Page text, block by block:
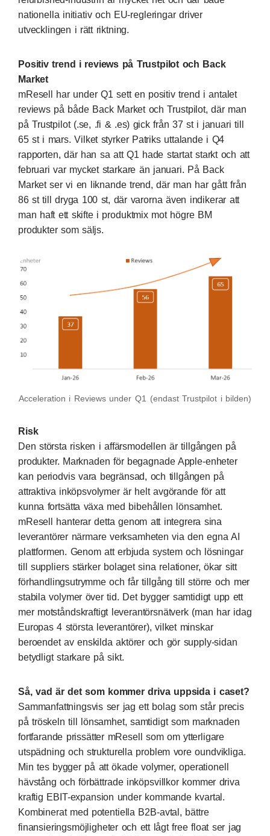
nationella initiativ och EU-regleringar driver
utvecklingen i rätt riktning.
Positiv trend i reviews på Trustpilot och Back
Market
mResell har under Q1 sett en positiv trend i antalet
reviews på både Back Market och Trustpilot, där man
på Trustpilot (.se, .fi & .es) gick från 37 st i januari till
65 st i mars. Vilket styrker Patriks uttalande i Q4
rapporten, där han sa att Q1 hade startat starkt och att
februari var mycket starkare än januari. På Back
Market ser vi en liknande trend, där man har gått från
86 st till dryga 100 st, där varorna även indikerar att
man haft ett skifte i produktmix mot högre BM
produkter som säljs.
Acceleration i Reviews under Q1 (endast Trustpilot i bilden)
Risk
Den största risken i affärsmodellen är tillgången på
produkter. Marknaden för begagnade Apple-enheter
kan periodvis vara begränsad, och tillgången på
attraktiva inköpsvolymer är helt avgörande för att
kunna fortsätta växa med bibehållen lönsamhet.
mResell hanterar detta genom att integrera sina
leverantörer närmare verksamheten via den egna AI
plattformen. Genom att erbjuda system och lösningar
till suppliers stärker bolaget sina relationer, ökar sitt
förhandlingsutrymme och får tillgång till större och mer
stabila volymer över tid. Det bygger samtidigt upp ett
mer motståndskraftigt leverantörsnätverk (man har idag
Europas 4 största leverantörer), vilket minskar
beroendet av enskilda aktörer och gör supply-sidan
betydligt starkare på sikt.
Så, vad är det som kommer driva uppsida i caset?
Sammanfattningsvis ser jag ett bolag som står precis
på tröskeln till lönsamhet, samtidigt som marknaden
fortfarande prissätter mResell som om ytterligare
utspädning och strukturella problem vore oundvikliga.
Min tes bygger på att ökade volymer, operationell
hävstång och förbättrade inköpsvillkor kommer driva
kraftig EBIT-expansion under kommande kvartal.
Kombinerat med potentiella B2B-avtal, bättre
finansieringsmöjligheter och ett lågt free float ser jag